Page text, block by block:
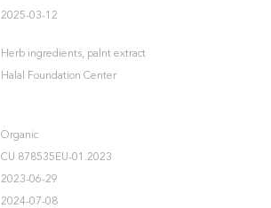
2025-03-12
Herb ingredients, palnt extract
Halal Foundation Center
Organic
CU 878535EU-01.2023
2023-06-29
2024-07-08